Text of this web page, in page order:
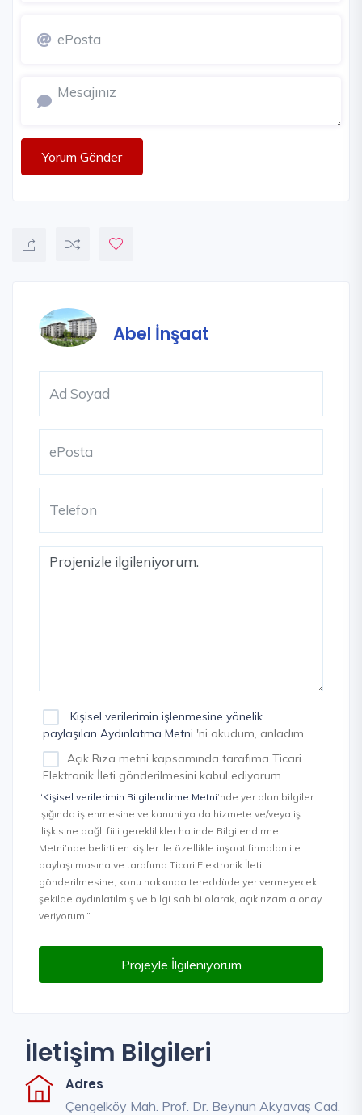
Yorum Gönder
Abel İnşaat
Kişisel verilerimin işlenmesine yönelik
paylaşılan Aydınlatma Metni 'ni okudum, anladım.
Açık Rıza metni kapsamında tarafıma Ticari
Elektronik İleti gönderilmesini kabul ediyorum.
“Kişisel verilerimin Bilgilendirme Metni’nde yer alan bilgiler
ışığında işlenmesine ve kanuni ya da hizmete ve/veya iş
ilişkisine bağlı fiili gereklilikler halinde Bilgilendirme
Metni’nde belirtilen kişiler ile özellikle inşaat firmaları ile
paylaşılmasına ve tarafıma Ticari Elektronik İleti
gönderilmesine, konu hakkında tereddüde yer vermeyecek
şekilde aydınlatılmış ve bilgi sahibi olarak, açık rızamla onay
veriyorum.”
Projeyle İlgileniyorum
İletişim Bilgileri
Adres
Çengelköy Mah. Prof. Dr. Beynun Akyavaş Cad.